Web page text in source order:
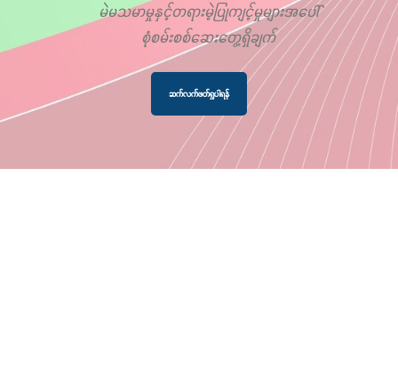
မဲမသမာမှုနှင့်တရားမဲ့ပြုကျင့်မှုများအပေါ်
စုံစမ်းစစ်ဆေးတွေ့ရှိချက်
ဆက်လက်ဖတ်ရှုပါရန်